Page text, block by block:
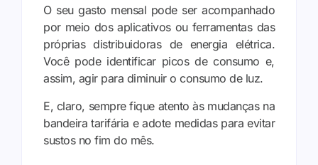
O seu gasto mensal pode ser acompanhado
por meio dos aplicativos ou ferramentas das
próprias distribuidoras de energia elétrica.
Você pode identificar picos de consumo e,
assim, agir para diminuir o consumo de luz.
E, claro, sempre fique atento às mudanças na
bandeira tarifária e adote medidas para evitar
sustos no fim do mês.